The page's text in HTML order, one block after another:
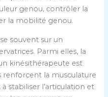
genou, contrôler la
la mobilité genou.
souvent sur un
Parmi elles, la
kinésithérapeute est
renforcent la musculature
stabiliser l’articulation et